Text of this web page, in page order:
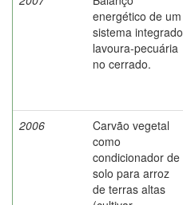
energético de um
sistema integrado
lavoura-pecuária
no cerrado.
2006
Carvão vegetal
como
condicionador de
solo para arroz
de terras altas